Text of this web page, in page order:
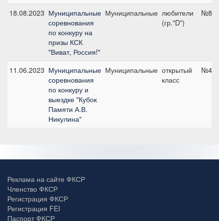
18.08.2023 Муниципальные
соревнования
по конкуру на
призы КСК
"Виват, Россия!"
Муниципальные любители
(гр."D")
№8,
11.06.2023 Муниципальные
соревнования
по конкуру и
выездке "Кубок
Памяти А.В.
Никулина"
Муниципальные открытый
класс
№4В,
Реклама на сайте ФКСР
Членство ФКСР
Регистрация ФКСР
Регистрация FEI
Паспорт ФКСР